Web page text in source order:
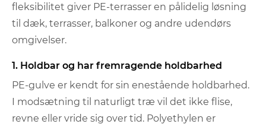
fleksibilitet giver PE-terrasser en pålidelig løsning
til dæk, terrasser, balkoner og andre udendørs
omgivelser.
1. Holdbar og har fremragende holdbarhed
PE-gulve er kendt for sin enestående holdbarhed.
I modsætning til naturligt træ vil det ikke flise,
revne eller vride sig over tid. Polyethylen er